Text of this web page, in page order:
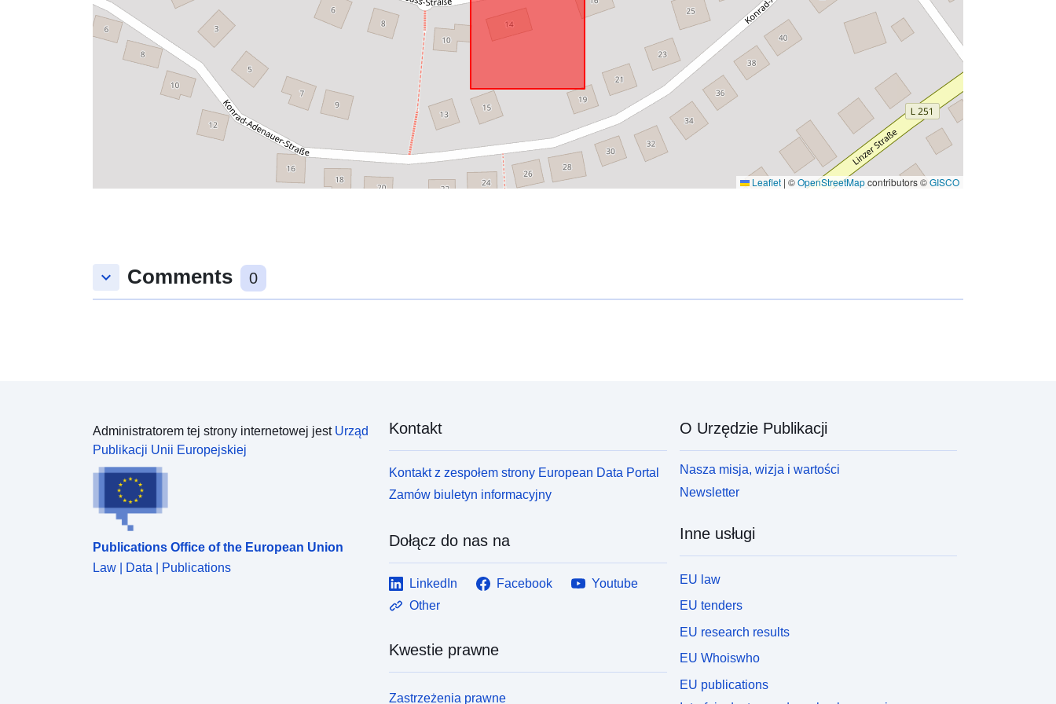
Leaflet | ©OpenStreetMapcontributors ©GISCO
keyboard_arrow_down Comments 0
Administratorem tej strony internetowej jest Urząd
Publikacji Unii Europejskiej
Publications Office of the European Union
Law | Data | Publications
Kontakt
Kontakt z zespołem strony European Data Portal
Zamów biuletyn informacyjny
Dołącz do nas na
LinkedIn Facebook
Youtube
Other
Kwestie prawne
Zastrzeżenia prawne
O Urzędzie Publikacji
Nasza misja, wizja i wartości
Newsletter
Inne usługi
EU law
EU tenders
EU research results
EU Whoiswho
EU publications